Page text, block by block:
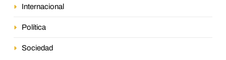
Internacional
Política
Sociedad